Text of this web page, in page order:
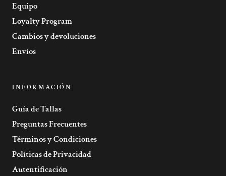
Equipo
Loyalty Program
Cambios y devoluciones
Envíos
INFORMACIÓN
Guía de Tallas
Preguntas Frecuentes
Términos y Condiciones
Políticas de Privacidad
Autentificación